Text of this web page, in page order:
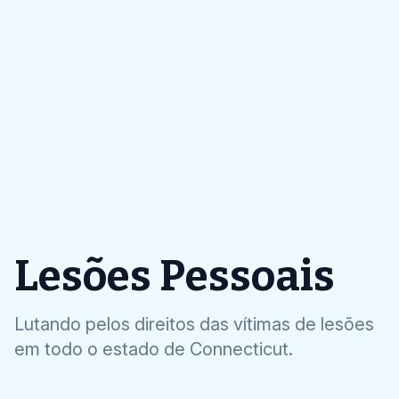
Lesões Pessoais
Lutando pelos direitos das vítimas de lesões
em todo o estado de Connecticut.